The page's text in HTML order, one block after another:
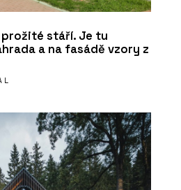
stáří. Je tu
a na fasádě vzory z